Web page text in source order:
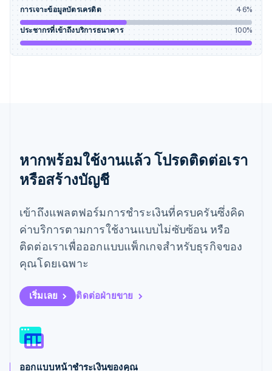
การเจาะข้อมูลบัตรเครดิต 46%
ประชากรที่เข้าถึงบริการธนาคาร 100%
หากพร้อมใช้งานแล้ว โปรดติดต่อเรา
หรือสร้างบัญชี
เข้าถึงแพลตฟอร์มการชำระเงินที่ครบครันซึ่งคิด
ค่าบริการตามการใช้งานแบบไม่ซับซ้อน หรือ
ติดต่อเราเพื่อออกแบบแพ็กเกจสำหรับธุรกิจของ
คุณโดยเฉพาะ
เริ่มเลย ติดต่อฝ่ายขาย
ออกแบบหน้าชำระเงินของคุณ
มอลตา
English
English
ลักเซมเบิร์ก
FrançaisDeutschEnglish
ลัตเวีย
ลิกเตนสไตน์
Deutsch
ลิทัวเนีย
English
สเปน
สโลวาเกีย
English
สโลวีเนีย
สวิตเซอร์แลนด์
Deutsch